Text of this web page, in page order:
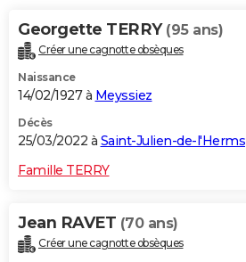
Alimentation
Guide de la santé
Maladies
Médicaments
Sommeil
VOYAGE
Destinations
City break
Voyage nature
Voyage de noces
Forum
Climat
+PHOTO
GUIDES D'ACHAT
BONS PLANS
CARTE DE VOEUX
Dictionnaire
Biographies
Citations
Expressions
Proverbes
PROGRAMME TV
Georgette TERRY (95 ans)
Créer une cagnotte obsèques
Naissance
14/02/1927 à Meyssiez
Décès
25/03/2022 à Saint-Julien-de-l'Herms
Famille TERRY
Jean RAVET (70 ans)
Créer une cagnotte obsèques